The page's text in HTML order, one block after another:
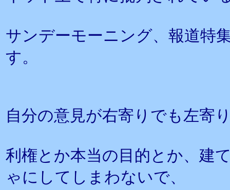
サンデーモーニング、報道特
す。
自分の意見が右寄りでも左寄
利権とか本当の目的とか、建
ゃにしてしまわないで、